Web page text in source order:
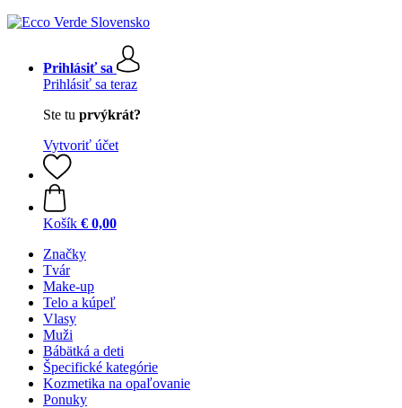
Prihlásiť sa
Prihlásiť sa teraz
Ste tu prvýkrát?
Vytvoriť účet
Košík € 0,00
Značky
Tvár
Make-up
Telo a kúpeľ
Vlasy
Muži
Bábätká a deti
Špecifické kategórie
Kozmetika na opaľovanie
Ponuky